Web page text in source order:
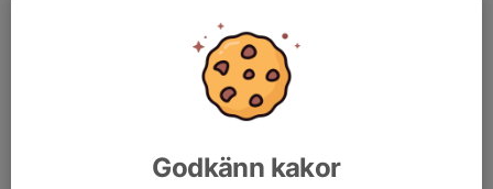
Godkänn kakor